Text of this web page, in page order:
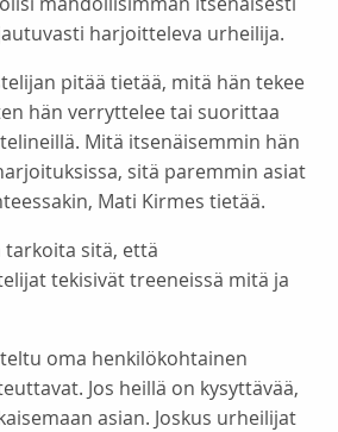
harjoitteleva urheilija.
pitää tietää, mitä hän tekee
hän verryttelee tai suorittaa
Mitä itsenäisemmin hän
sitä paremmin asiat
Mati Kirmes tietää.
tarkoita sitä, että
tekisivät treeneissä mitä ja
oma henkilökohtainen
Jos heillä on kysyttävää,
asian. Joskus urheilijat